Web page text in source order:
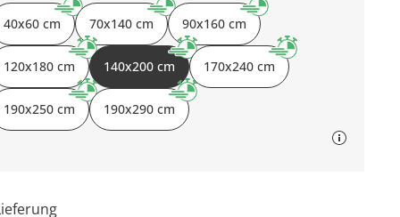
40x60 cm 70x140 cm 90x160 cm
120x180 cm 140x200 cm 170x240 cm
190x250 cm 190x290 cm